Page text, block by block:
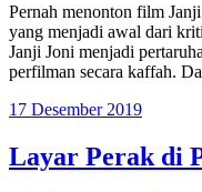
Pernah menonton film
yang menjadi awal dari
Janji Joni menjadi
perfilman secara kaffah.
17 Desember 2019
Layar Perak di